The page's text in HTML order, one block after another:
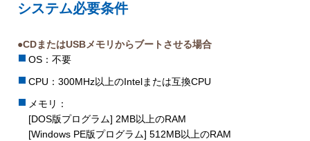
システム必要条件
●CDまたはUSBメモリからブートさせる場合
OS：不要
CPU：300MHz以上のIntelまたは互換CPU
メモリ：
[DOS版プログラム] 2MB以上のRAM
[Windows PE版プログラム] 512MB以上のRAM